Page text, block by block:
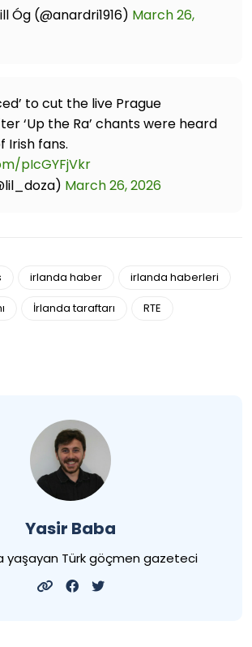
Óg (@anardri1916) March 26,
to cut the live Prague
‘Up the Ra’ chants were heard
Irish fans.
pIcGYFjVkr
March 26, 2026
irlanda haber
irlanda haberleri
İrlanda taraftarı
RTE
Yasir Baba
yaşayan Türk göçmen gazeteci